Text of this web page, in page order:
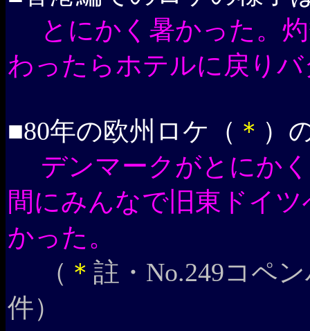
とにかく暑かった。
わったらホテルに戻り
■80年の欧州ロケ（ ＊ ）
デンマークがとにか
間にみんなで旧東ドイ
かった。
（ ＊ 註・No.249コペ
件）